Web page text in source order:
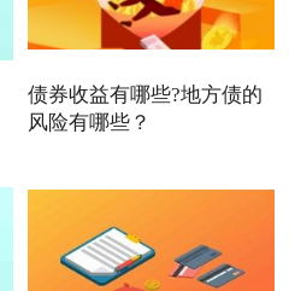
债券收益有哪些?地方债的
风险有哪些？